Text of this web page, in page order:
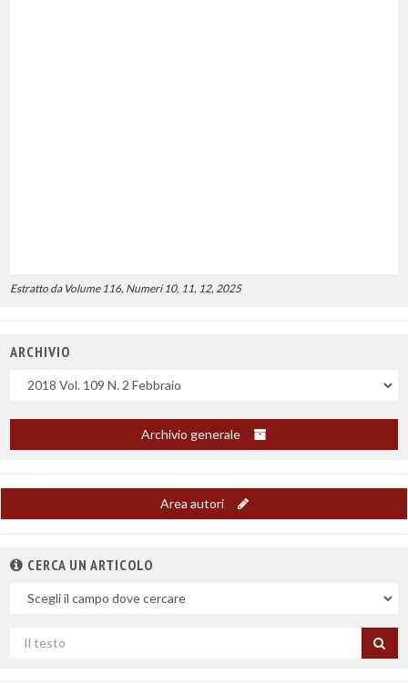
Estratto da Volume 116, Numeri 10, 11, 12, 2025
ARCHIVIO
Uscite
Archivio generale
Area autori
CERCA UN ARTICOLO
Nel
Cerca